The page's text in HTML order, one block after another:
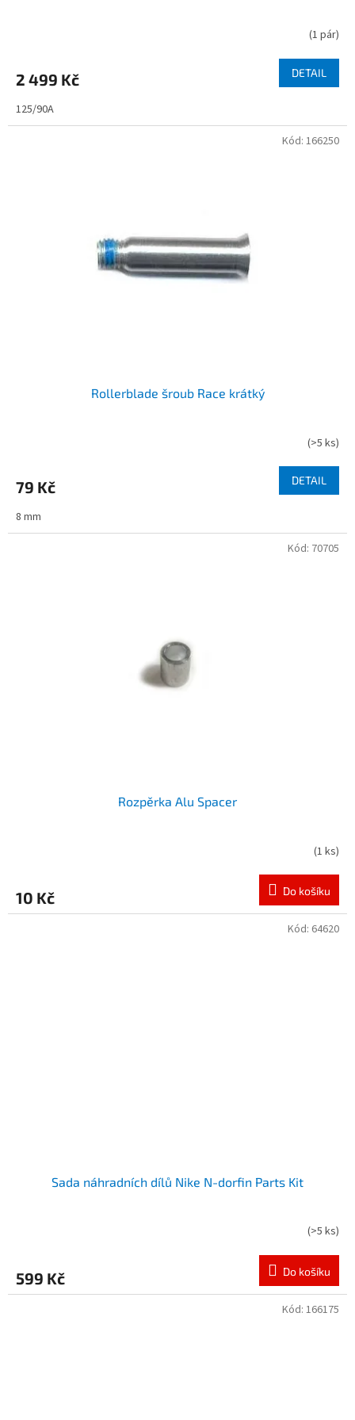
(1 pár)
2 499 Kč DETAIL
125/90A
Rollerblade šroub Race krátký
(>5 ks)
79 Kč DETAIL
8 mm
Kód: 166250
Rozpěrka Alu Spacer
(1 ks)
10 Kč Do košíku
Kód: 70705
Sada náhradních dílů Nike N-dorfin Parts Kit
(>5 ks)
599 Kč Do košíku
Kód: 64620
Kód: 166175